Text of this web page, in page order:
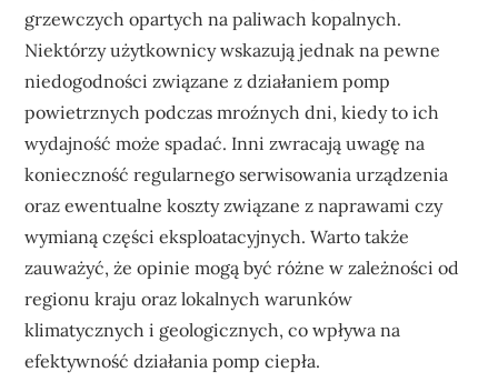
grzewczych opartych na paliwach kopalnych.
Niektórzy użytkownicy wskazują jednak na pewne
niedogodności związane z działaniem pomp
powietrznych podczas mroźnych dni, kiedy to ich
wydajność może spadać. Inni zwracają uwagę na
konieczność regularnego serwisowania urządzenia
oraz ewentualne koszty związane z naprawami czy
wymianą części eksploatacyjnych. Warto także
zauważyć, że opinie mogą być różne w zależności od
regionu kraju oraz lokalnych warunków
klimatycznych i geologicznych, co wpływa na
efektywność działania pomp ciepła.